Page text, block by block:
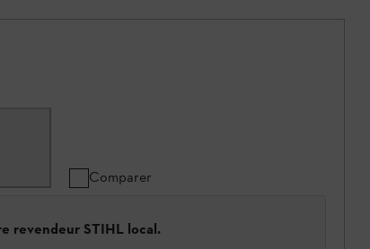
Comparer
revendeur STIHL local.